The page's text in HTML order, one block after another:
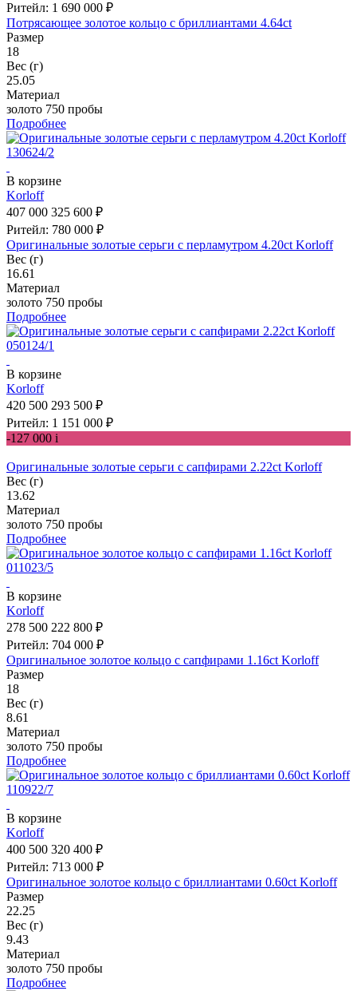
Ритейл: 1 690 000 ₽
Потрясающее золотое кольцо с бриллиантами 4.64ct
Размер
18
Вес (г)
25.05
Материал
золото 750 пробы
Подробнее
В корзине
Korloff
407 000 325 600 ₽
Ритейл: 780 000 ₽
Оригинальные золотые серьги с перламутром 4.20ct Korloff
Вес (г)
16.61
Материал
золото 750 пробы
Подробнее
В корзине
Korloff
420 500 293 500 ₽
Ритейл: 1 151 000 ₽
-127 000 i
Оригинальные золотые серьги с сапфирами 2.22ct Korloff
Вес (г)
13.62
Материал
золото 750 пробы
Подробнее
В корзине
Korloff
278 500 222 800 ₽
Ритейл: 704 000 ₽
Оригинальное золотое кольцо с сапфирами 1.16ct Korloff
Размер
18
Вес (г)
8.61
Материал
золото 750 пробы
Подробнее
В корзине
Korloff
400 500 320 400 ₽
Ритейл: 713 000 ₽
Оригинальное золотое кольцо с бриллиантами 0.60ct Korloff
Размер
22.25
Вес (г)
9.43
Материал
золото 750 пробы
Подробнее